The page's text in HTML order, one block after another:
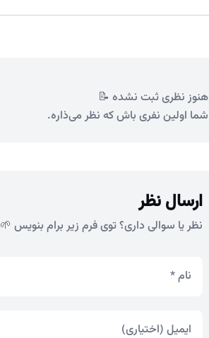
هنوز نظری ثبت نشده 📝
شما اولین نفری باش که نظر می‌ذاره.
ارسال نظر
نظر یا سوالی داری؟ توی فرم زیر برام بنویس 🌱